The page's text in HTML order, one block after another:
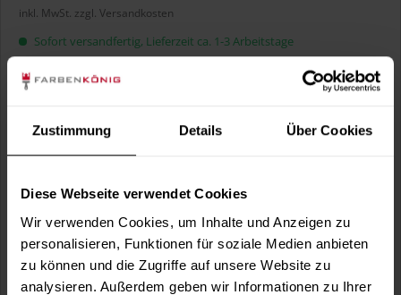
Zustimmung Details Über Cookies
Diese Webseite verwendet Cookies
Wir verwenden Cookies, um Inhalte und Anzeigen zu
personalisieren, Funktionen für soziale Medien anbieten
zu können und die Zugriffe auf unsere Website zu
analysieren. Außerdem geben wir Informationen zu Ihrer
inkl. MwSt. zzgl. Versandkosten
Sofort versandfertig, Lieferzeit ca. 1-3 Arbeitstage
Liter:
Verbrauch berechnen